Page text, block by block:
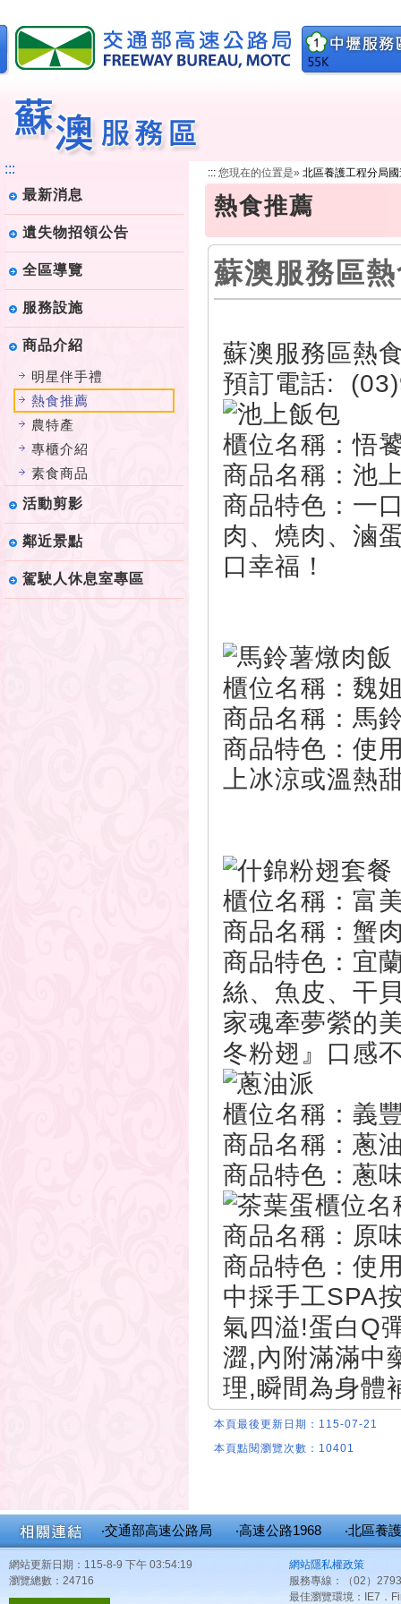
到
:::
最新消息
遺失物招領公告
全區導覽
服務設施
商品介紹
明星伴手禮
熱食推薦
農特產
專櫃介紹
素食商品
活動剪影
鄰近景點
駕駛人休息室專區
::: 您現在的位置是» 北區養護工程分局
熱食推薦
蘇澳服務區
蘇澳服務區熱
預訂電話:
櫃位名稱：悟
商品名稱：池
商品特色：一
肉、燒肉、滷
口幸福！
櫃位名稱：魏
商品名稱：馬
商品特色：使
上冰涼或溫熱
櫃位名稱：富
商品名稱：蟹
商品特色：宜
絲、魚皮、干
家魂牽夢縈的
冬粉翅』口感
櫃位名稱：義
商品名稱：蔥
商品特色：蔥
櫃位名
商品名稱：原
商品特色：使
中採手工SPA
氣四溢!蛋白Q
澀,內附滿滿中
理,瞬間為身體
本頁最後更新日期：115-07-21
本頁點閱瀏覽次數：10401
‧交通部高速公路局 ‧高速公路1968 ‧北區養
網站更新日期：115-8-9 下午 03:54:19
瀏覽總數：24716
網站隱私權政策
服務專線：（02）
最佳瀏覽環境：IE7．